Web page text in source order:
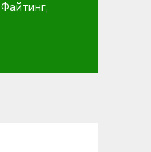
Файтинг,